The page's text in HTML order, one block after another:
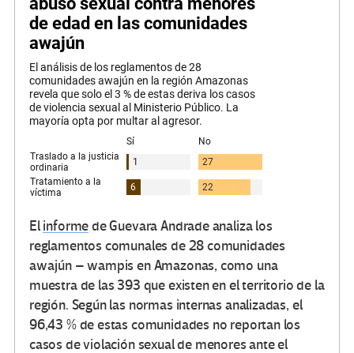
Elinformede Guevara Andrade analiza los
reglamentos comunales de 28 comunidades
awajún – wampis en Amazonas, como una
muestra de las 393 que existen en el territorio de la
región. Según las normas internas analizadas, el
96,43 % de estas comunidades no reportan los
casos de violación sexual de menores ante el